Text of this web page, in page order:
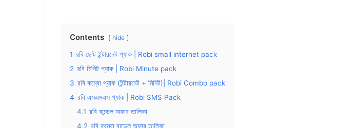
Contents hide
1 রবি ছোট ইন্টারনেট প্যাক | Robi small internet pack
2 রবি মিনিট প্যাক | Robi Minute pack
3 রবি কম্বো প্যাক (ইন্টারনেট + মিনিট)| Robi Combo pack
4 রবি এসএমএস প্যাক | Robi SMS Pack
4.1 রবি বান্ডেল অফার তালিকা
4.2 রবি কম্বো বান্ডেল অফার তালিকা